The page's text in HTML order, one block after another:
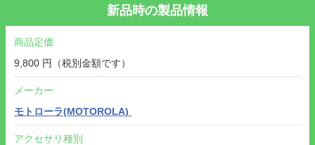
新品時の製品情報
商品定価
9,800 円（税別金額です）
メーカー
モトローラ(MOTOROLA)
アクセサリ種別